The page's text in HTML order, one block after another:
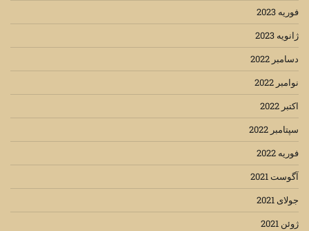
فوریه 2023
ژانویه 2023
دسامبر 2022
نوامبر 2022
اکتبر 2022
سپتامبر 2022
فوریه 2022
آگوست 2021
جولای 2021
ژوئن 2021